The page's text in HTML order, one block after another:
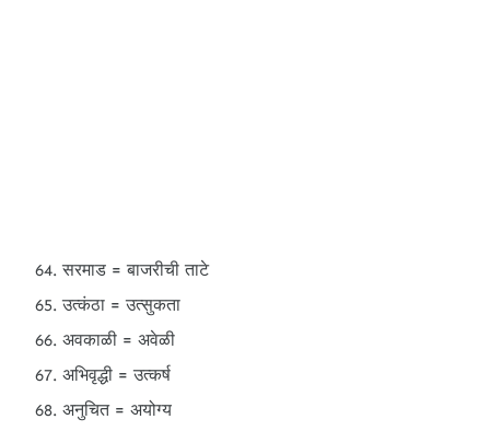
सरमाड = बाजरीची ताटे
उत्कंठा = उत्सुकता
अवकाळी = अवेळी
अभिवृद्धी = उत्कर्ष
अनुचित = अयोग्य